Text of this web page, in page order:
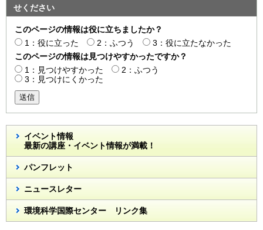
せください
このページの情報は役に立ちましたか？
1：役に立った
2：ふつう
3：役に立たなかった
このページの情報は見つけやすかったですか？
1：見つけやすかった
2：ふつう
3：見つけにくかった
送信
イベント情報
最新の講座・イベント情報が満載！
パンフレット
ニュースレター
環境科学国際センター リンク集